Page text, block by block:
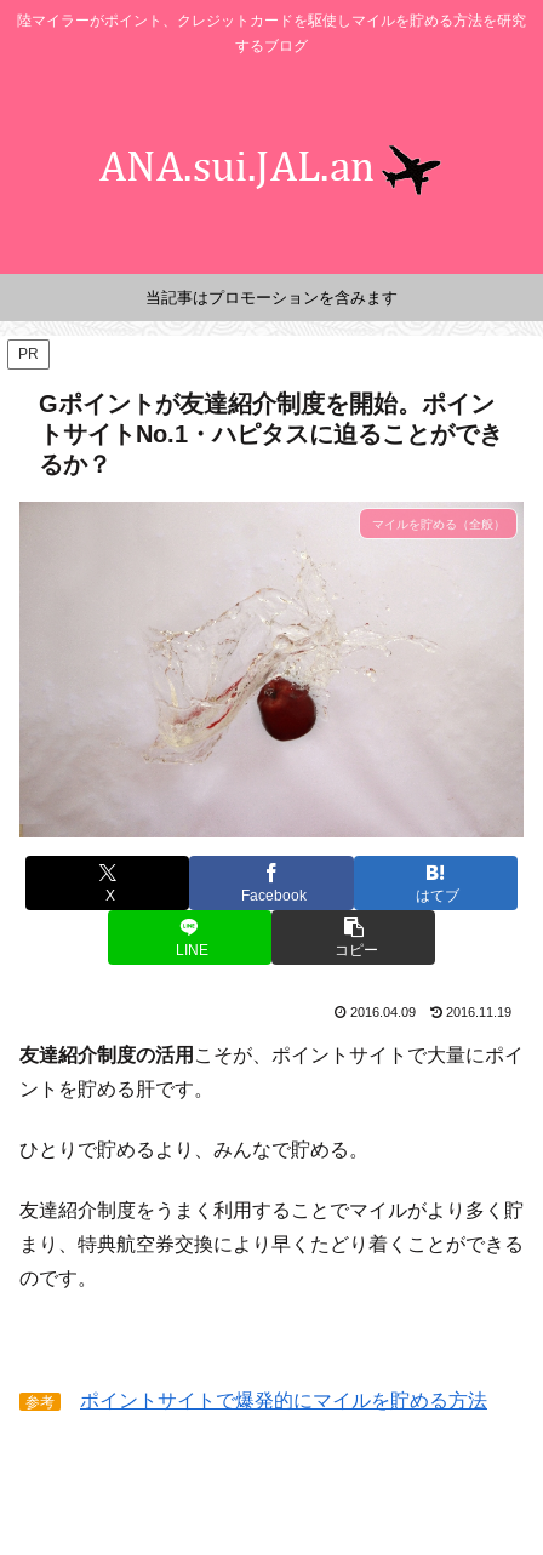
陸マイラーがポイント、クレジットカードを駆使しマイルを貯める方法を研究
するブログ
当記事はプロモーションを含みます
PR
Gポイントが友達紹介制度を開始。ポイン
トサイトNo.1・ハピタスに迫ることができ
るか？
マイルを貯める（全般）
X Facebook はてブ
LINE コピー
2016.04.09 2016.11.19
友達紹介制度の活用 こそが、ポイントサイトで大量にポイ
ントを貯める肝です。
ひとりで貯めるより、みんなで貯める。
友達紹介制度をうまく利用することでマイルがより多く貯
まり、特典航空券交換により早くたどり着くことができる
のです。
参考 ポイントサイトで爆発的にマイルを貯める方法